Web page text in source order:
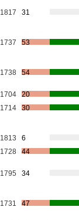
1817 31
1737 53
1738 54
1704
20
1714 30
1813
6
1728 44
1795 34
1731 47